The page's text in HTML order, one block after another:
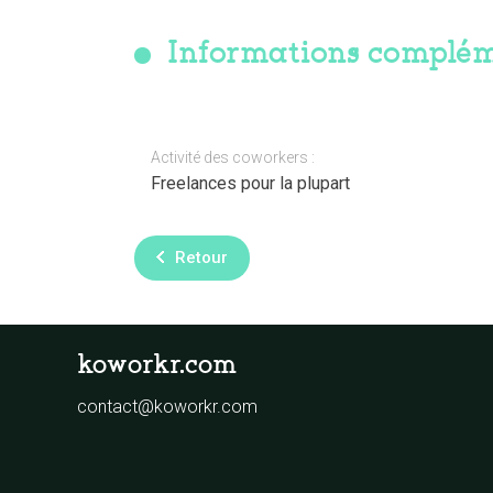
Informations
Activité des coworkers :
Freelances pour la plupart
Retour
koworkr.com
contact@koworkr.com